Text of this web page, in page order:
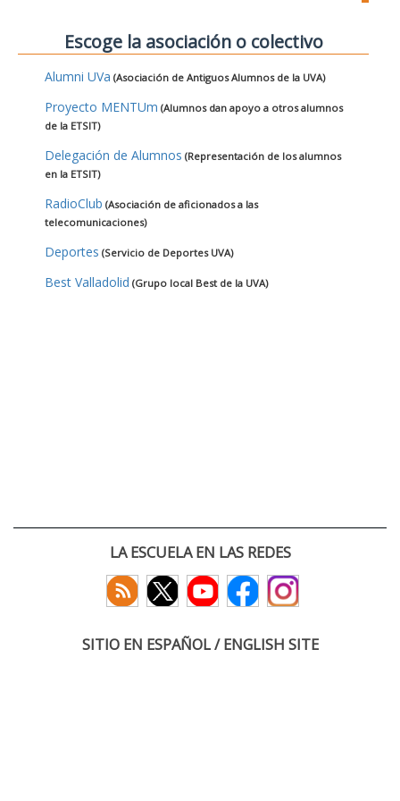
Escoge la asociación o colectivo
Alumni UVa (Asociación de Antiguos Alumnos de la UVA)
Proyecto MENTUm (Alumnos dan apoyo a otros alumnos
de la ETSIT)
Delegación de Alumnos (Representación de los alumnos
en la ETSIT)
RadioClub (Asociación de aficionados a las
telecomunicaciones)
Deportes (Servicio de Deportes UVA)
Best Valladolid (Grupo local Best de la UVA)
LA ESCUELA EN LAS REDES
SITIO EN ESPAÑOL / ENGLISH SITE